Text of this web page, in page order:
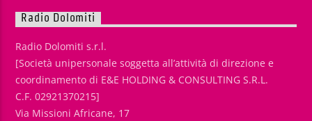
Radio Dolomiti
Radio Dolomiti s.r.l.
[Società unipersonale soggetta all’attività di direzione e
coordinamento di E&E HOLDING & CONSULTING S.R.L.
C.F. 02921370215]
Via Missioni Africane, 17